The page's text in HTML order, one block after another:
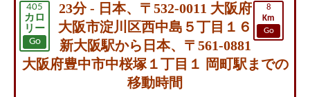
405
カロ
リー
Go
8
Km
Go
23分 - 日本、〒532-0011 大阪府
大阪市淀川区西中島５丁目１６
新大阪駅から日本、〒561-0881
大阪府豊中市中桜塚１丁目１ 岡町駅までの
移動時間